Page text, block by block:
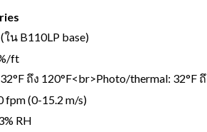
ใน B110LP base)
ft
ถึง 120°F<br>Photo/thermal: 32°F
fpm (0-15.2 m/s)
RH